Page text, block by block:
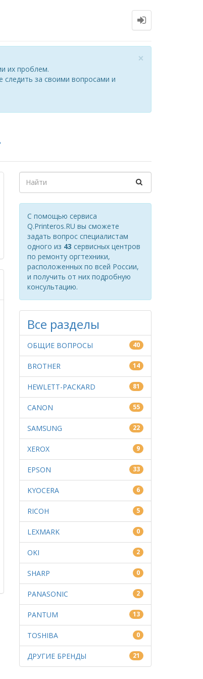
×
их проблем.
следить за своими вопросами и
С помощью сервиса
Q.Printeros.RU вы сможете
задать вопрос специалистам
одного из 43 сервисных центров
по ремонту оргтехники,
расположенных по всей России,
и получить от них подробную
консультацию.
Все разделы
ОБЩИЕ ВОПРОСЫ 40
BROTHER 14
HEWLETT-PACKARD 81
CANON 55
SAMSUNG 22
XEROX 9
EPSON 33
KYOCERA 6
RICOH 5
LEXMARK 0
OKI 2
SHARP 0
PANASONIC 2
PANTUM 13
TOSHIBA 0
ДРУГИЕ БРЕНДЫ 21